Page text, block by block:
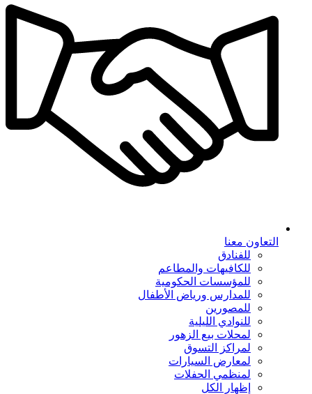
التعاون معنا
للفنادق
للكافيهات والمطاعم
للمؤسسات الحكومية
للمدارس ورياض الأطفال
للمصورين
للنوادي الليلية
لمحلات بيع الزهور
لمراكز التسوق
لمعارض السيارات
لمنظمي الحفلات
إظهار الكل